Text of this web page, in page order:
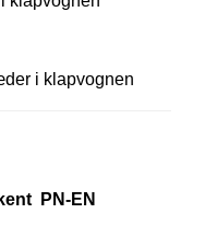
i klapvognen
PN-EN